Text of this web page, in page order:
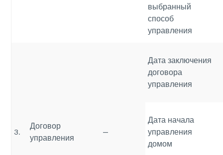
выбранный
способ
управления
3.
Договор
управления
—
Дата заключения
договора
управления
Дата начала
управления
домом